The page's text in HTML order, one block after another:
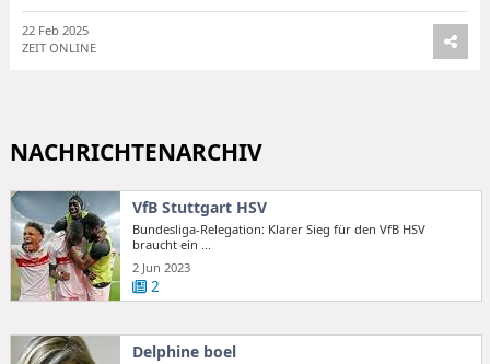
22 Feb 2025
ZEIT ONLINE
NACHRICHTENARCHIV
VfB Stuttgart HSV
Bundesliga-Relegation: Klarer Sieg für den VfB HSV
braucht ein ...
2 Jun 2023
2
Delphine boel